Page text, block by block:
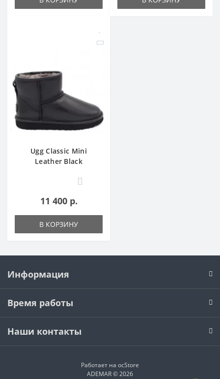
Ugg Classic Mini
Leather Black
0
11 400 р.
В КОРЗИНУ
Информация
Время работы
Наши контакты
Работает на ocStore
ADEMAR © 2026